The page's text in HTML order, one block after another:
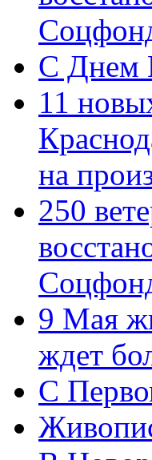
С Днем
11
на
250
9 Мая
ждет
C